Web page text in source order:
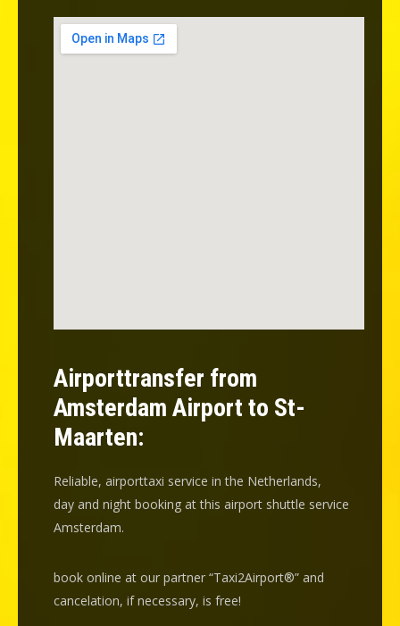
Airporttransfer from
Amsterdam Airport to St-
Maarten:
Reliable, airporttaxi service in the Netherlands,
day and night booking at this airport shuttle service
Amsterdam.
book online at our partner “Taxi2Airport®” and
cancelation, if necessary, is free!